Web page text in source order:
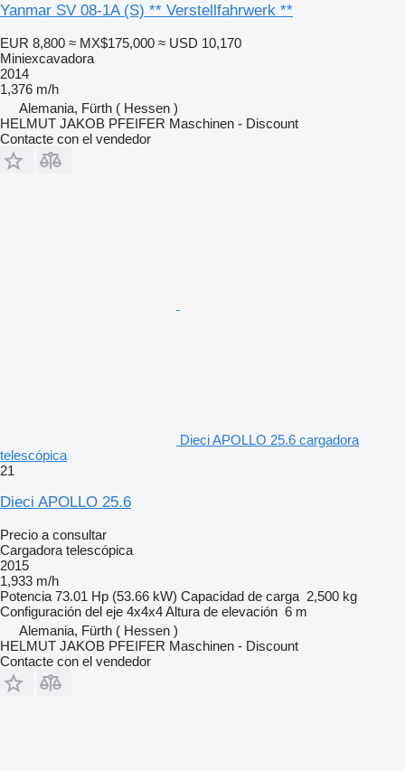
Yanmar SV 08-1A (S) ** Verstellfahrwerk **
EUR 8,800 ≈ MX$175,000 ≈ USD 10,170
Miniexcavadora
2014
1,376 m/h
Alemania, Fürth ( Hessen )
HELMUT JAKOB PFEIFER Maschinen - Discount
Contacte con el vendedor
Dieci APOLLO 25.6 cargadora
telescópica
21
Dieci APOLLO 25.6
Precio a consultar
Cargadora telescópica
2015
1,933 m/h
Potencia 73.01 Hp (53.66 kW) Capacidad de carga 2,500 kg
Configuración del eje 4x4x4Altura de elevación 6 m
Alemania, Fürth ( Hessen )
HELMUT JAKOB PFEIFER Maschinen - Discount
Contacte con el vendedor